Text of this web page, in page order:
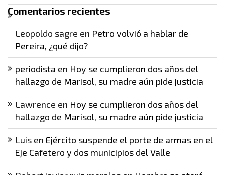
Comentarios recientes
Leopoldo sagre en Petro volvió a hablar de
Pereira, ¿qué dijo?
periodista en Hoy se cumplieron dos años del
hallazgo de Marisol, su madre aún pide justicia
Lawrence en Hoy se cumplieron dos años del
hallazgo de Marisol, su madre aún pide justicia
Luis en Ejército suspende el porte de armas en el
Eje Cafetero y dos municipios del Valle